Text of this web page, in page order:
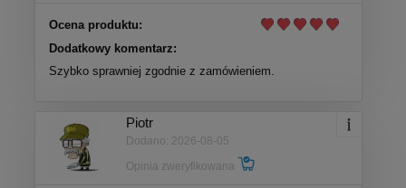
Ocena produktu:
Dodatkowy komentarz:
Szybko sprawniej zgodnie z zamówieniem.
Piotr
Dodano: 2026-08-05
Opinia zweryfikowana